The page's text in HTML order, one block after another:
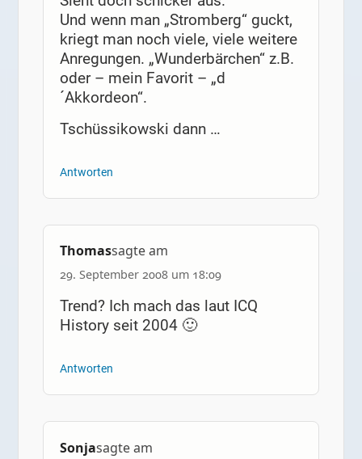
Und wenn man „Stromberg“ guckt,
kriegt man noch viele, viele weitere
Anregungen. „Wunderbärchen“ z.B.
oder – mein Favorit – „d
´Akkordeon“.
Tschüssikowski dann …
Antworten
Thomassagte am
29. September 2008 um 18:09
Trend? Ich mach das laut ICQ
History seit 2004 🙂
Antworten
Sonjasagte am